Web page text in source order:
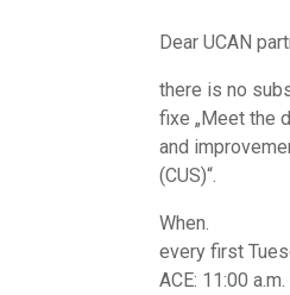
Dear UCAN
there is no
fixe „Meet the
and
(CUS)“.
When.
every first
ACE: 11:00 a.m.